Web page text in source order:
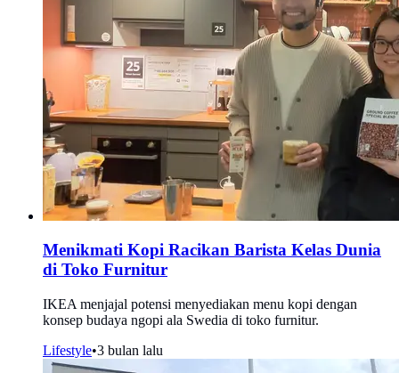
Menikmati Kopi Racikan Barista Kelas Dunia
di Toko Furnitur
IKEA menjajal potensi menyediakan menu kopi dengan
konsep budaya ngopi ala Swedia di toko furnitur.
Lifestyle•3 bulan lalu